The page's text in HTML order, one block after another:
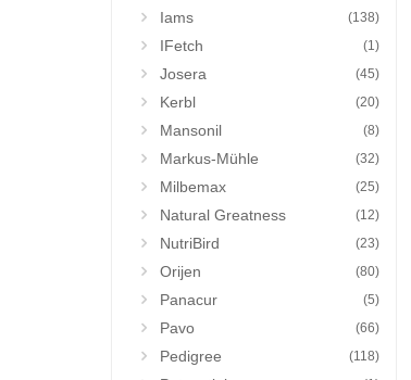
Iams (138)
IFetch (1)
Josera (45)
Kerbl (20)
Mansonil (8)
Markus-Mühle (32)
Milbemax (25)
Natural Greatness (12)
NutriBird (23)
Orijen (80)
Panacur (5)
Pavo (66)
Pedigree (118)